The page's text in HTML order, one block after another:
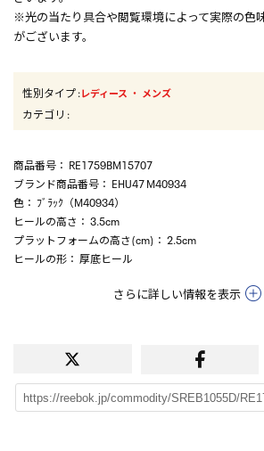
※光の当たり具合や閲覧環境によって実際の色
がございます。
性別タイプ:レディース ・ メンズ
カテゴリ :
商品番号 ： RE1759BM15707
ブランド商品番号 ： EHU47 M40934
色 ： ﾌﾞﾗｯｸ（M40934）
ヒールの高さ ： 3.5cm
プラットフォームの高さ(cm) ： 2.5cm
ヒールの形 ： 厚底ヒール
さらに詳しい情報を表示